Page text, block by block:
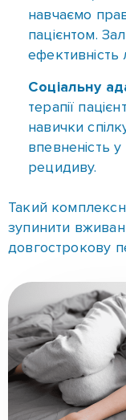
навички
впевненість
рецидиву.
Такий
зупинити
довгострокову